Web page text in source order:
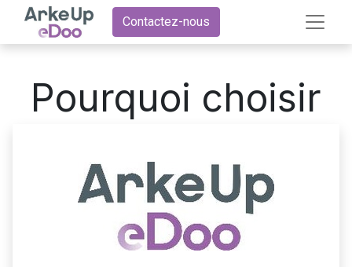
Contactez-nous
Pourquoi choisir
officiel Odoo ?